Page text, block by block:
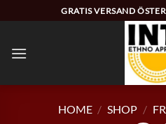
Inhalt
GRATIS VERSAND
HOME / SHOP /